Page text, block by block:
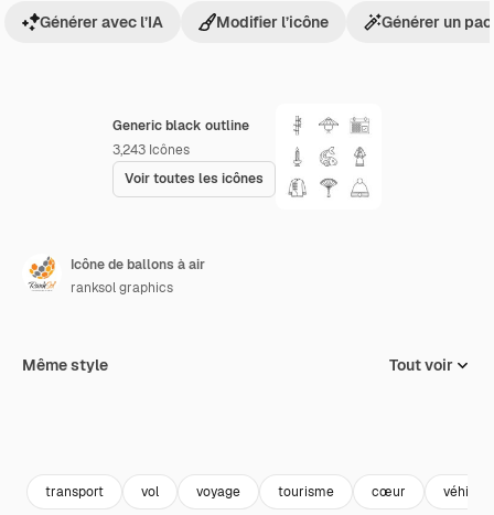
Generic black outline
3,243 Icônes
Voir toutes les icônes
Générer avec l’IA Modifier l’icône Générer un
Icône de ballons à air
ranksol graphics
Même style Tout voir
transport vol voyage tourisme cœur véhicule